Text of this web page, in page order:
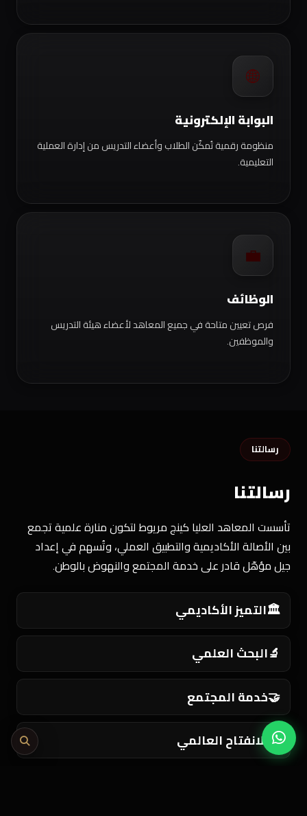
🌐
البوابة الإلكترونية
منظومة رقمية تُمكّن الطلاب وأعضاء التدريس من إدارة العملية
التعليمية.
💼
الوظائف
فرص تعيين متاحة في جميع المعاهد لأعضاء هيئة التدريس
والموظفين.
رسالتنا
رسالتنا
تأسست المعاهد العليا كينج مريوط لتكون منارة علمية تجمع
بين الأصالة الأكاديمية والتطبيق العملي، وتُسهم في إعداد
جيل مؤهّل قادر على خدمة المجتمع والنهوض بالوطن.
🏛️التميز الأكاديمي
🔬 البحث العلمي
🤝خدمة المجتمع
🌍 الانفتاح العالمي